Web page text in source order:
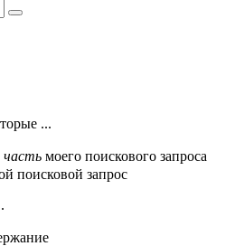
...
моего поискового запроса
поисковой запрос